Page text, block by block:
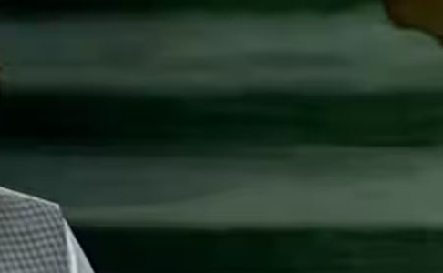
ജീർണ്ണിച്ച നിലയിൽ കണ്ടെത്തി
ഗോപാലകൃഷ്‌ണൻ,
മാതൃഭാഷയെ
സംരക്ഷിക്കണമെന്ന്